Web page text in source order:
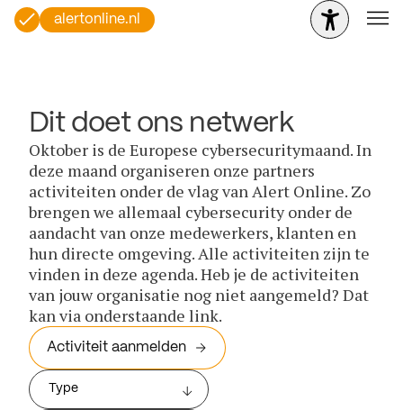
alertonline.nl
Dit doet ons netwerk
Oktober is de Europese cybersecuritymaand. In
deze maand organiseren onze partners
activiteiten onder de vlag van Alert Online. Zo
brengen we allemaal cybersecurity onder de
aandacht van onze medewerkers, klanten en
hun directe omgeving. Alle activiteiten zijn te
vinden in deze agenda. Heb je de activiteiten
van jouw organisatie nog niet aangemeld? Dat
kan via onderstaande link.
Activiteit aanmelden
Type